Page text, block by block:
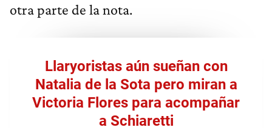
otra parte de la nota.
Llaryoristas aún sueñan con
Natalia de la Sota pero miran a
Victoria Flores para acompañar
a Schiaretti